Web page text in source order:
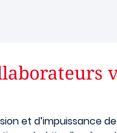
et d’impuissance